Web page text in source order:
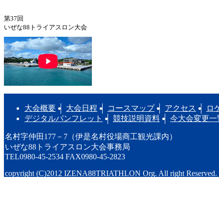
第37回
いぜな88トライアスロン大会
大会概要 大会日程 コースマップ アクセス
ロ
デジタルパンフレット
競技説明資料 今大会変更一
名村字仲田177－7（伊是名村役場商工観光課内）
いぜな88トライアスロン大会事務局
TEL0980-45-2534 FAX0980-45-2823
copyright (C)2012 IZENA88TRIATHLON Org. All right Reserved.